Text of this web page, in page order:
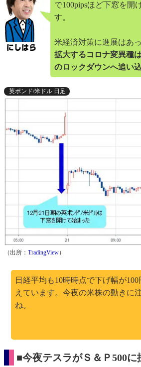
で100pipsほど下窓を開
す。
米経済対策に進展はあ
拡大するコロナ変異種
のロックダウンへ追い
英ポンド/米ドル 日足
（出所： TradingView）
日経平均も10時時点で下げ幅が100
えています。今夜の米株の動きに
ね。
■今夜テスラがＳ＆Ｐ500